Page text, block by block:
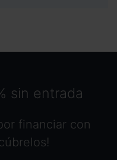
sin entrada
financiar con